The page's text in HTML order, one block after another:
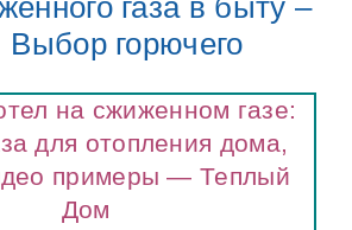
газа в быту –
Выбор горючего
на сжиженном газе:
для отопления дома,
примеры — Теплый
Дом